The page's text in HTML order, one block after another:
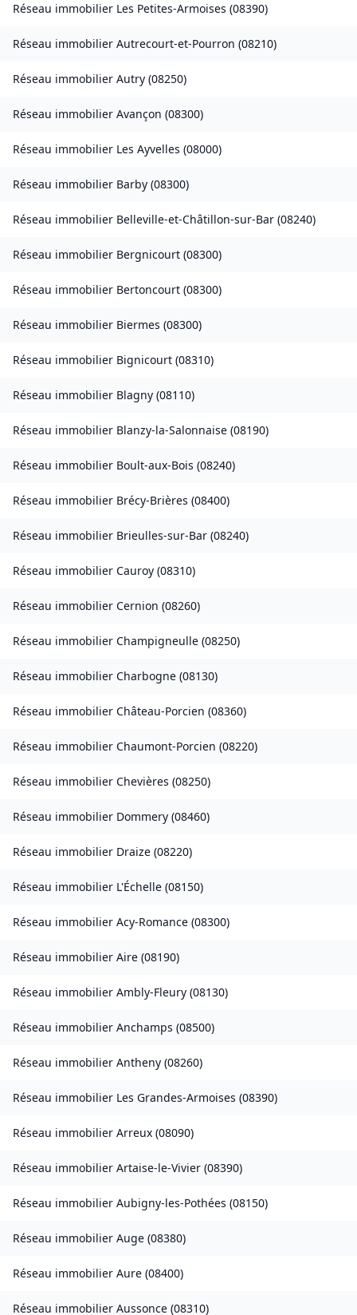
Réseau immobilier Les Petites-Armoises (08390)
Réseau immobilier Autrecourt-et-Pourron (08210)
Réseau immobilier Autry (08250)
Réseau immobilier Avançon (08300)
Réseau immobilier Les Ayvelles (08000)
Réseau immobilier Barby (08300)
Réseau immobilier Belleville-et-Châtillon-sur-Bar (08240)
Réseau immobilier Bergnicourt (08300)
Réseau immobilier Bertoncourt (08300)
Réseau immobilier Biermes (08300)
Réseau immobilier Bignicourt (08310)
Réseau immobilier Blagny (08110)
Réseau immobilier Blanzy-la-Salonnaise (08190)
Réseau immobilier Boult-aux-Bois (08240)
Réseau immobilier Brécy-Brières (08400)
Réseau immobilier Brieulles-sur-Bar (08240)
Réseau immobilier Cauroy (08310)
Réseau immobilier Cernion (08260)
Réseau immobilier Champigneulle (08250)
Réseau immobilier Charbogne (08130)
Réseau immobilier Château-Porcien (08360)
Réseau immobilier Chaumont-Porcien (08220)
Réseau immobilier Chevières (08250)
Réseau immobilier Dommery (08460)
Réseau immobilier Draize (08220)
Réseau immobilier L'Échelle (08150)
Réseau immobilier Acy-Romance (08300)
Réseau immobilier Aire (08190)
Réseau immobilier Ambly-Fleury (08130)
Réseau immobilier Anchamps (08500)
Réseau immobilier Antheny (08260)
Réseau immobilier Les Grandes-Armoises (08390)
Réseau immobilier Arreux (08090)
Réseau immobilier Artaise-le-Vivier (08390)
Réseau immobilier Aubigny-les-Pothées (08150)
Réseau immobilier Auge (08380)
Réseau immobilier Aure (08400)
Réseau immobilier Aussonce (08310)